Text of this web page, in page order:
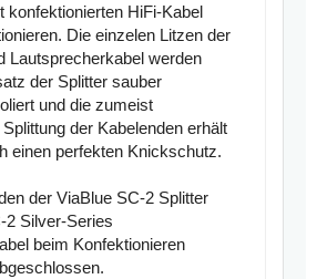
konfektionierten HiFi-Kabel
Die einzelen Litzen der
Lautsprecherkabel werden
der Splitter sauber
und die zumeist
der Kabelenden erhält
einen perfekten Knickschutz.
der ViaBlue SC-2 Splitter
2 Silver-Series
beim Konfektionieren